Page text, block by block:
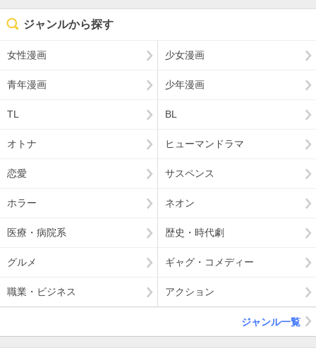
ジャンルから探す
女性漫画 少女漫画
青年漫画 少年漫画
TL BL
オトナ ヒューマンドラマ
恋愛 サスペンス
ホラー ネオン
医療・病院系 歴史・時代劇
グルメ ギャグ・コメディー
職業・ビジネス アクション
ジャンル一覧